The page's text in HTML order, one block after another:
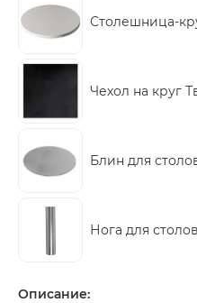
Столешница-
Чехол на круг
Блин для
Нога для
Описание: